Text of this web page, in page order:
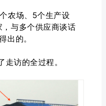
农场、5个生产设
与多个供应商谈话
出的。
走访的全过程。